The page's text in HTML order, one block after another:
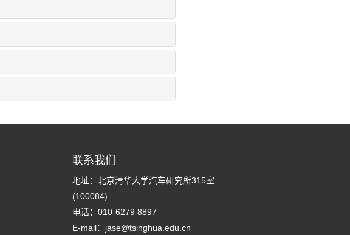
联系我们
地址：北京清华大学汽车研究所315室
(100084)
电话：010-6279 8897
E-mail： jase@tsinghua.edu.cn